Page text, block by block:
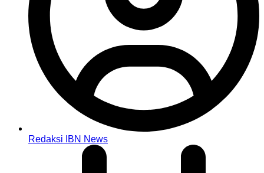
Redaksi IBN News